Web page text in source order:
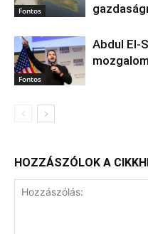
Fontos
Fontos
Abdul
HOZZÁSZÓLOK A